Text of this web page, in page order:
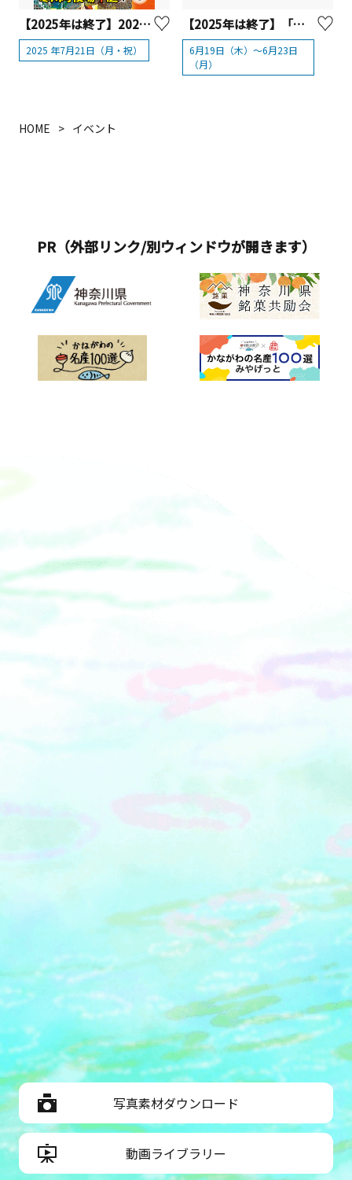
【2025年は終了】2025年 第11 回 さむかわ神輿まつり
2025 年7月21日（月・祝）
【2025年は終了】「さむかわダイヤモンド大山」
6月19日（木）～6月23日
（月）
HOME イベント
PR（外部リンク/別ウィンドウが開きます）
写真素材ダウンロード
動画ライブラリー